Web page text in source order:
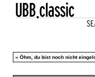
» Öhm, du bist noch nicht